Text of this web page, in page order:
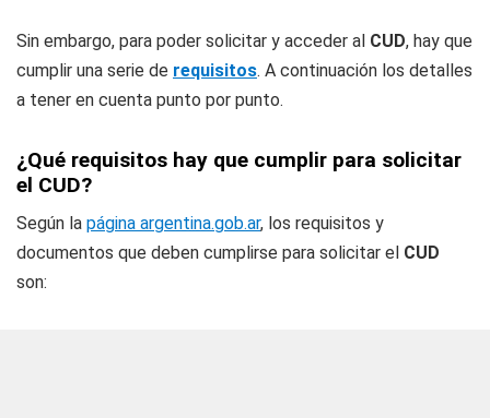
Sin embargo, para poder solicitar y acceder al CUD, hay que
cumplir una serie de requisitos. A continuación los detalles
a tener en cuenta punto por punto.
¿Qué requisitos hay que cumplir para solicitar
el CUD?
Según la página argentina.gob.ar, los requisitos y
documentos que deben cumplirse para solicitar el CUD
son: